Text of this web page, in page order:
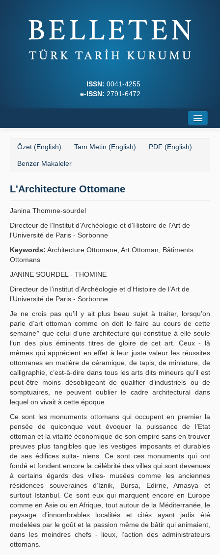
ISSN: 0041-4255
e-ISSN: 2791-6472
Dergi Kurulları
Yazım Kuralları
İlkeler
Yayın Politikaları
Kılavuzlar
İletişim
Özet (English) Tam Metin (English) PDF (English)
Benzer Makaleler
L'Architecture Ottomane
Janina Thomıne-sourdel
Directeur de l'Institut d'Archéologie et d'Histoire de l'Art de
l'Université de Paris - Sorbonne
Keywords: Architecture Ottomane, Art Ottoman, Bâtiments
Ottomans
JANINE SOURDEL - THOMINE
Directeur de l’institut d’Archéologie et d’Histoire de l’Art de
l’Université de Paris - Sorbonne
Je ne crois pas qu’il y ait plus beau sujet à traiter, lorsqu’on
parle d’art ottoman comme on doit le faire au cours de cette
semaine^ que celui d’une architecture qui constitue à elle seule
l’un des plus éminents titres de gloire de cet art. Ceux - là
mêmes qui apprécient en effet à leur juste valeur les réussites
ottomanes en matière de céramique, de tapis, de miniature, de
calligraphie, c’est-à-dire dans tous les arts dits mineurs qu’il est
peut-être moins désobligeant de qualifier d’industriels ou de
somptuaires, ne peuvent oublier le cadre architectural dans
lequel on vivait à cette époque.
Ce sont les monuments ottomans qui occupent en premier la
pensée de quiconque veut évoquer la puissance de l’Etat
ottoman et la vitalité économique de son empire sans en trouver
preuves plus tangibles que les vestiges imposants et durables
de ses édifices sulta- niens. Ce sont ces monuments qui ont
fondé et fondent encore la célébrité des villes qui sont devenues
à certains égards des villes- musées comme les anciennes
résidences souveraines d’Iznik, Bursa, Edirne, Amasya et
surtout Istanbul. Ce sont eux qui marquent encore en Europe
comme en Asie ou en Afrique, tout autour de la Méditerranée, le
paysage d’innombrables localités et cités ayant jadis été
modelées par le goût et la passion même de bâtir qui animaient,
dans les moindres chefs - lieux, l’action des administrateurs
ottomans.